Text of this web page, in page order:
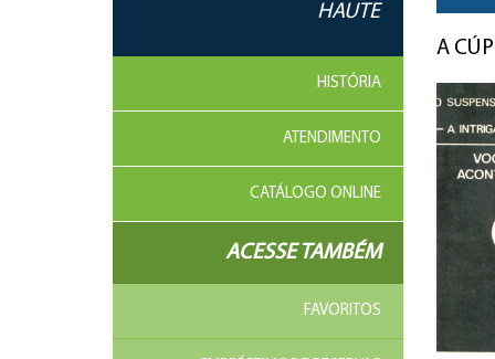
HAUTE
HISTÓRIA
ATENDIMENTO
CATÁLOGO ONLINE
ACESSE TAMBÉM
FAVORITOS
A